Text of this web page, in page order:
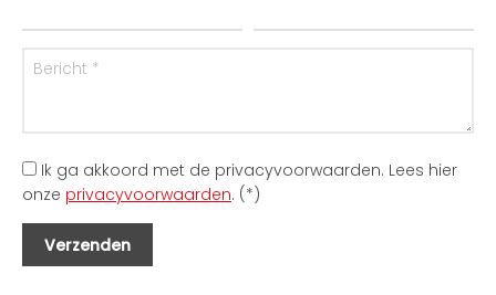
Ik ga akkoord met de privacyvoorwaarden. Lees hier
onze privacyvoorwaarden. (*)